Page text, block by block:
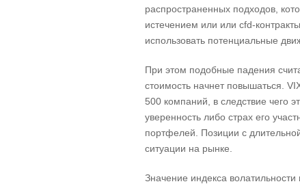
распространенных подходов,
истечением или или cfd-
использовать потенциальные
При этом подобные падения
стоимость начнет повышаться.
500 компаний, в следствие чего
уверенность либо страх его
портфелей. Позиции с
ситуации на рынке.
Значение индекса